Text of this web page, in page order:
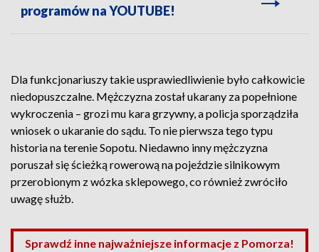
programów na YOUTUBE!
Dla funkcjonariuszy takie usprawiedliwienie było całkowicie
niedopuszczalne. Mężczyzna został ukarany za popełnione
wykroczenia – grozi mu kara grzywny, a policja sporządziła
wniosek o ukaranie do sądu. To nie pierwsza tego typu
historia na terenie Sopotu. Niedawno inny mężczyzna
poruszał się ścieżką rowerową na pojeździe silnikowym
przerobionym z wózka sklepowego, co również zwróciło
uwagę służb.
Sprawdź inne najważniejsze informacje z Pomorza!